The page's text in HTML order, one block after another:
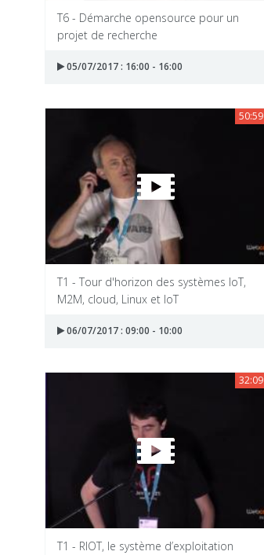
T6 - Démarche opensource pour un
projet de recherche
05/07/2017 : 16:00 - 16:00
50:59
T1 - Tour d'horizon des systèmes IoT,
M2M, cloud, Linux et IoT
06/07/2017 : 09:00 - 10:00
32:09
T1 - RIOT, le système d’exploitation